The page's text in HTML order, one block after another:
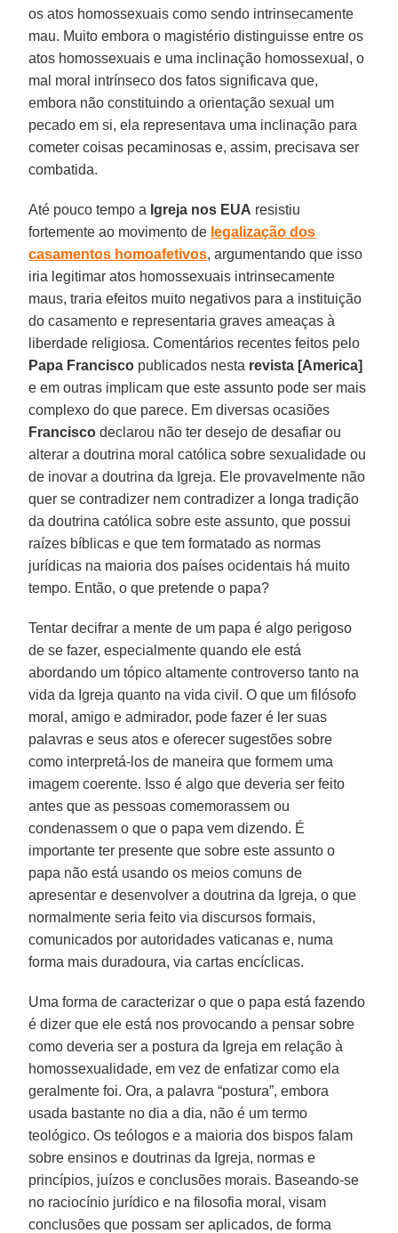
os atos homossexuais como sendo intrinsecamente
mau. Muito embora o magistério distinguisse entre os
atos homossexuais e uma inclinação homossexual, o
mal moral intrínseco dos fatos significava que,
embora não constituindo a orientação sexual um
pecado em si, ela representava uma inclinação para
cometer coisas pecaminosas e, assim, precisava ser
combatida.
Até pouco tempo a Igreja nos EUA resistiu
fortemente ao movimento de legalização dos
casamentos homoafetivos, argumentando que isso
iria legitimar atos homossexuais intrinsecamente
maus, traria efeitos muito negativos para a instituição
do casamento e representaria graves ameaças à
liberdade religiosa. Comentários recentes feitos pelo
Papa Francisco publicados nesta revista [America]
e em outras implicam que este assunto pode ser mais
complexo do que parece. Em diversas ocasiões
Francisco declarou não ter desejo de desafiar ou
alterar a doutrina moral católica sobre sexualidade ou
de inovar a doutrina da Igreja. Ele provavelmente não
quer se contradizer nem contradizer a longa tradição
da doutrina católica sobre este assunto, que possui
raízes bíblicas e que tem formatado as normas
jurídicas na maioria dos países ocidentais há muito
tempo. Então, o que pretende o papa?
Tentar decifrar a mente de um papa é algo perigoso
de se fazer, especialmente quando ele está
abordando um tópico altamente controverso tanto na
vida da Igreja quanto na vida civil. O que um filósofo
moral, amigo e admirador, pode fazer é ler suas
palavras e seus atos e oferecer sugestões sobre
como interpretá-los de maneira que formem uma
imagem coerente. Isso é algo que deveria ser feito
antes que as pessoas comemorassem ou
condenassem o que o papa vem dizendo. É
importante ter presente que sobre este assunto o
papa não está usando os meios comuns de
apresentar e desenvolver a doutrina da Igreja, o que
normalmente seria feito via discursos formais,
comunicados por autoridades vaticanas e, numa
forma mais duradoura, via cartas encíclicas.
Uma forma de caracterizar o que o papa está fazendo
é dizer que ele está nos provocando a pensar sobre
como deveria ser a postura da Igreja em relação à
homossexualidade, em vez de enfatizar como ela
geralmente foi. Ora, a palavra “postura”, embora
usada bastante no dia a dia, não é um termo
teológico. Os teólogos e a maioria dos bispos falam
sobre ensinos e doutrinas da Igreja, normas e
princípios, juízos e conclusões morais. Baseando-se
no raciocínio jurídico e na filosofia moral, visam
conclusões que possam ser aplicados, de forma